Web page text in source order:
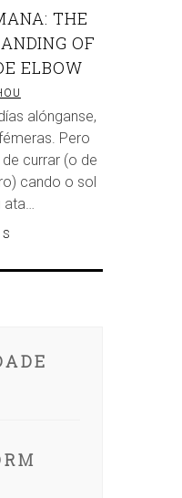
THE
OF
ELBOW
alónganse,
Pero
currar (o de
cando o sol
ata…